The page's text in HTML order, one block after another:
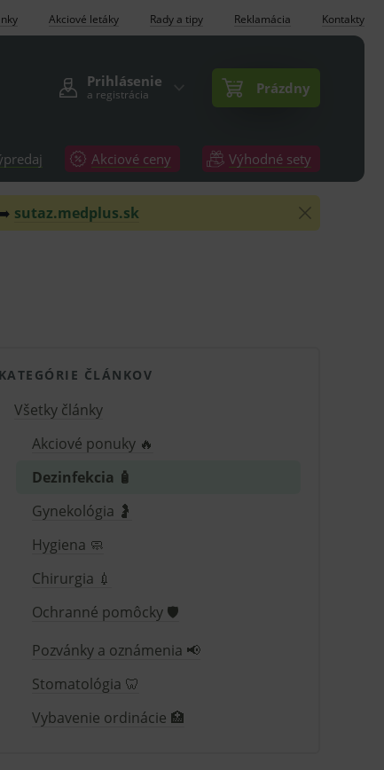
Akciové letáky Rady a tipy Reklamácia Kontakty
Prihlásenie
a registrácia Prázdny
Akciové ceny Výhodné sety
sutaz.medplus.sk
KATEGÓRIE ČLÁNKOV
Všetky články
Akciové ponuky 🔥
Dezinfekcia 🧴
Gynekológia 🤰
Hygiena 🧼
Chirurgia 💉
Ochranné pomôcky 🛡️
Pozvánky a oznámenia 📢
Stomatológia 🦷
Vybavenie ordinácie 🏥